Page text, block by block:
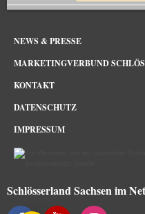
NEWS & PRESSE
MARKETINGVERBUND
KONTAKT
DATENSCHUTZ
IMPRESSUM
Schlösserland Sachsen im